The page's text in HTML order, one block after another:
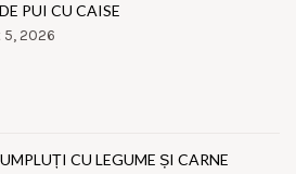
PUI CU CAISE
2026
CU LEGUME ȘI CARNE